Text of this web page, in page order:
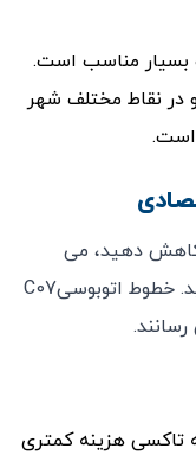
بسیار مناسب است.
در نقاط مختلف شهر
است.
کاهش دهید، می‌
توانید از اتوبوس‌ های RTA استفاده کنید. خطوط اتوبوسیC07
تاکسی هزینه کمتری